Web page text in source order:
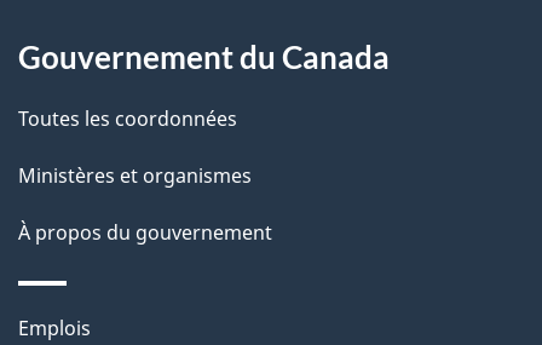
l
p
a
g
e
site
Gouvernement du Canada
Toutes les coordonnées
Ministères et organismes
À propos du gouvernement
Thèmes
Emplois